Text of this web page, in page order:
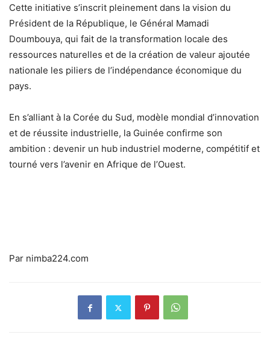
Cette initiative s’inscrit pleinement dans la vision du
Président de la République, le Général Mamadi
Doumbouya, qui fait de la transformation locale des
ressources naturelles et de la création de valeur ajoutée
nationale les piliers de l’indépendance économique du
pays.
En s’alliant à la Corée du Sud, modèle mondial d’innovation
et de réussite industrielle, la Guinée confirme son
ambition : devenir un hub industriel moderne, compétitif et
tourné vers l’avenir en Afrique de l’Ouest.
Par nimba224.com